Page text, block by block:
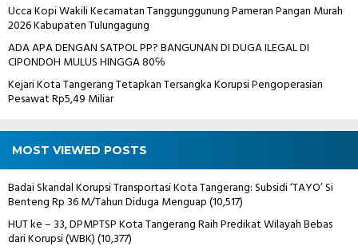
Ucca Kopi Wakili Kecamatan Tanggunggunung Pameran Pangan Murah
2026 Kabupaten Tulungagung
ADA APA DENGAN SATPOL PP? BANGUNAN DI DUGA ILEGAL DI
CIPONDOH MULUS HINGGA 80℅
Kejari Kota Tangerang Tetapkan Tersangka Korupsi Pengoperasian
Pesawat Rp5,49 Miliar
MOST VIEWED POSTS
Badai Skandal Korupsi Transportasi Kota Tangerang: Subsidi ‘TAYO’ Si
Benteng Rp 36 M/Tahun Diduga Menguap(10,517)
HUT ke – 33, DPMPTSP Kota Tangerang Raih Predikat Wilayah Bebas
dari Korupsi (WBK)(10,377)